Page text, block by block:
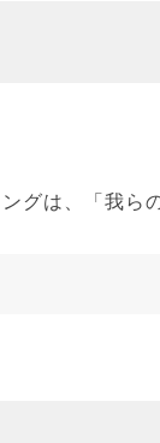
グは、「我ら